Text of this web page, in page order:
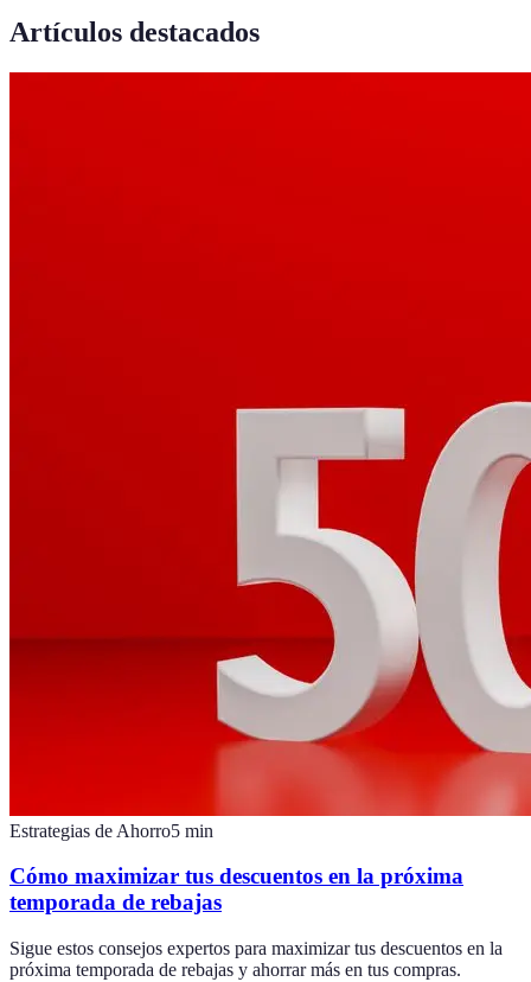
Artículos destacados
Estrategias de Ahorro5 min
Cómo maximizar tus descuentos en la próxima
temporada de rebajas
Sigue estos consejos expertos para maximizar tus descuentos en la
próxima temporada de rebajas y ahorrar más en tus compras.